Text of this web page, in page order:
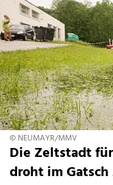
© NEUMAYR/MMV
Die Zeltstadt
droht im